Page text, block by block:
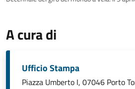
A cura di
Ufficio Stampa
Piazza Umberto I, 07046 Porto